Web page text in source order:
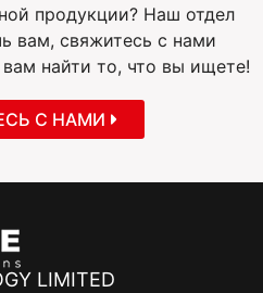
продукции? Наш отдел
вам, свяжитесь с нами
найти то, что вы ищете!
С НАМИ
LIMITED